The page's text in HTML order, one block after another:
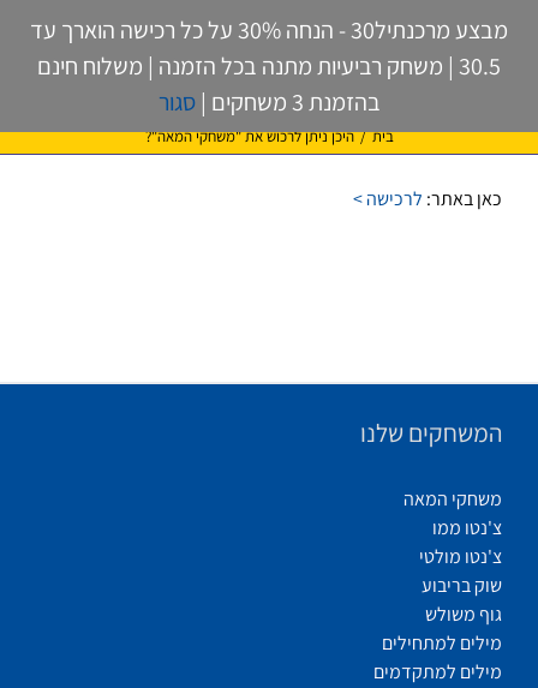
מבצע מרכנתיל30 - הנחה 30% על כל רכישה הוארך עד
30.5 | משחק רביעיות מתנה בכל הזמנה | משלוח חינם
בהזמנת 3 משחקים |
סגור
לתוכן
היכן ניתן לרכוש את "משחקי המאה"?
בית / היכן ניתן לרכוש את "משחקי המאה"?
כאן באתר: לרכישה >
המשחקים שלנו
משחקי המאה
צ'נטו ממו
צ'נטו מולטי
שוק בריבוע
גוף משולש
מילים למתחילים
מילים למתקדמים